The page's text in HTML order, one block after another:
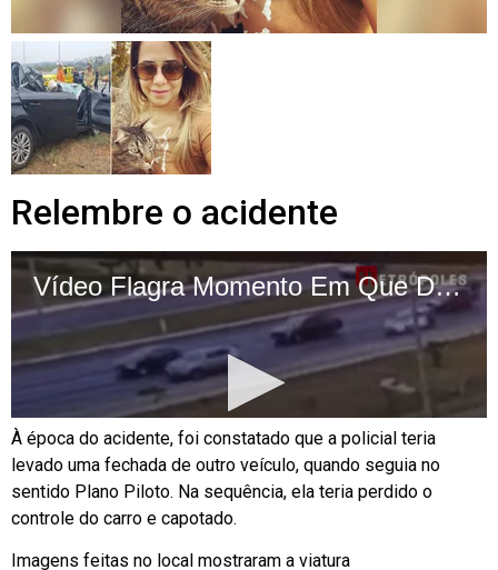
Relembre o acidente
À época do acidente, foi constatado que a policial teria
levado uma fechada de outro veículo, quando seguia no
sentido Plano Piloto. Na sequência, ela teria perdido o
controle do carro e capotado.
Imagens feitas no local mostraram a viatura